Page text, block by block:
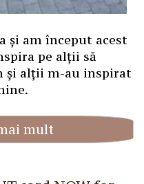
și am început acest
pe alții să
și alții m-au inspirat
mult